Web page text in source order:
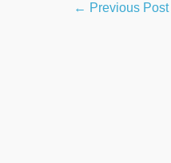
Post
← Previous Post